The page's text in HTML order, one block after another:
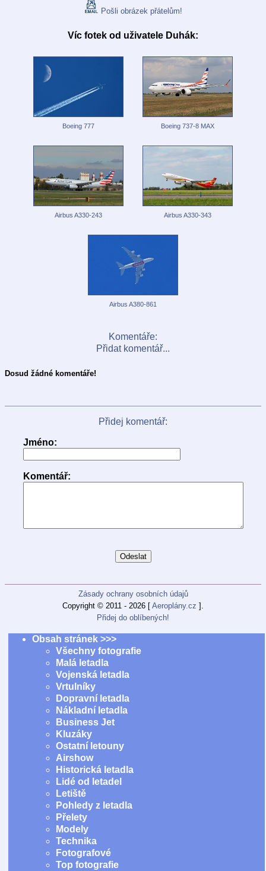
Pošli obrázek přátelům!
Víc fotek od uživatele Duhák:
Boeing 777 Boeing 737-8 MAX
Airbus A330-243 Airbus A330-343
Airbus A380-861
Komentáře:
Přidat komentář...
Dosud žádné komentáře!
Přidej komentář:
Jméno:
Komentář:
Zásady ochrany osobních údajů
Copyright © 2011 - 2026 [ Aeroplány.cz ].
Přidej do oblíbených!
Obsah stránek >>>
Všechny fotografie
Malá letadla
Vojenská letadla
Vrtulníky
Dopravní letadla
Nákladní letadla
Business Jet
Kluzáky
Ostatní letouny
Airshow
Historická letadla
Lidé od letadel
Letiště
Pohledy z letadla
Přelety
Modely
Technika
Fotografové
Top fotografie